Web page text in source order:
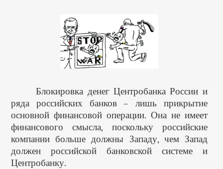
Блокировка денег Центробанка России и
ряда российских банков – лишь прикрытие
основной финансовой операции. Она не имеет
финансового смысла, поскольку российские
компании больше должны Западу, чем Запад
должен российской банковской системе и
Центробанку.